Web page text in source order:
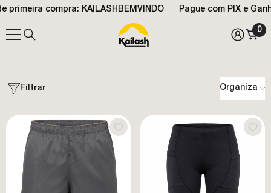
PULAR PARA O CONTEÚDOcompra: KAILASHBEMVINDO Pague com PIX e Ganhe
0
0
Filtrar Organizar